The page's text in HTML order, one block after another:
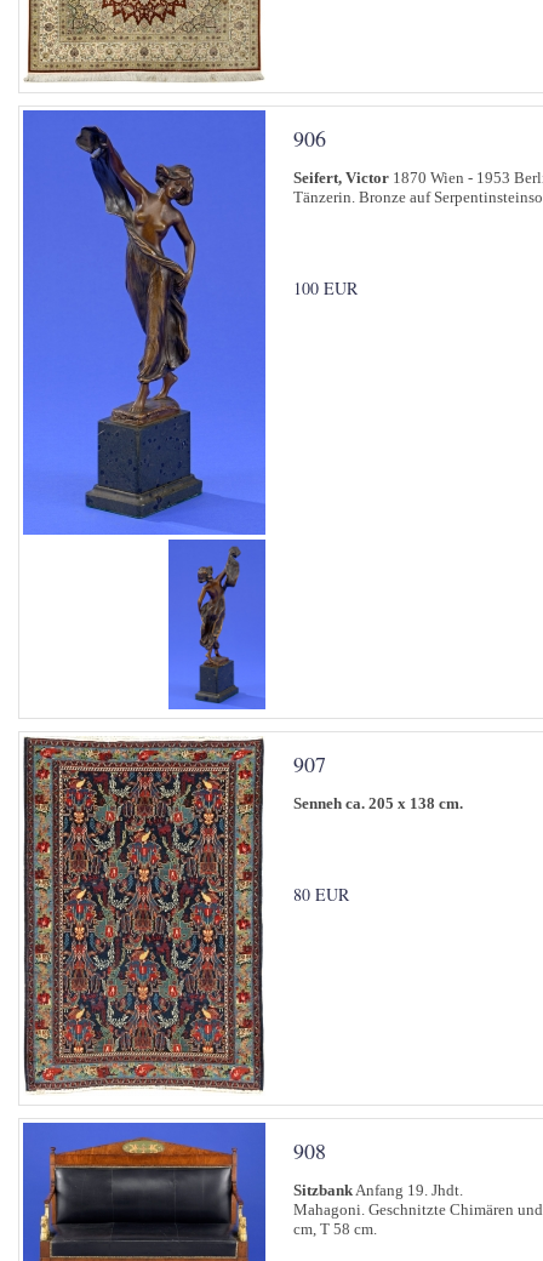
906
Seifert, Victor 1870 Wien - 1953
Tänzerin. Bronze auf
100 EUR
907
Senneh ca. 205 x 138 cm.
80 EUR
908
SitzbankAnfang 19. Jhdt.
Mahagoni. Geschnitzte Chimären
cm, T 58 cm.